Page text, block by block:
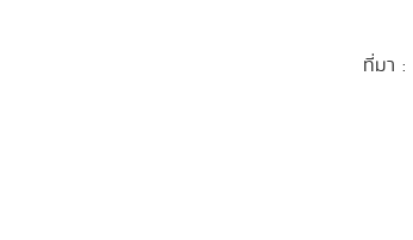
ที่มา :